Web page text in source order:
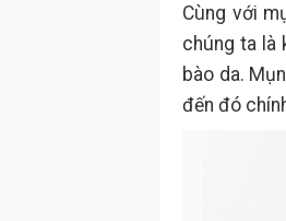
Cùng với
chúng ta là
bào da.
đến đó